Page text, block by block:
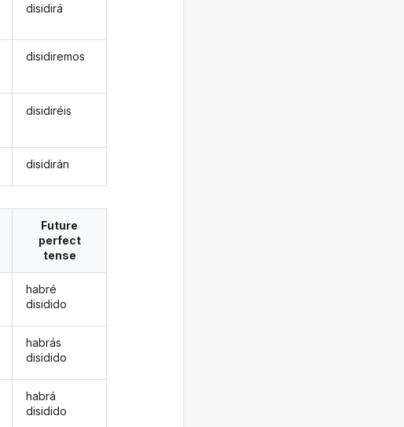
disidirá
disidiremos
disidiréis
disidirán
Future
perfect
tense
habré
disidido
habrás
disidido
habrá
disidido